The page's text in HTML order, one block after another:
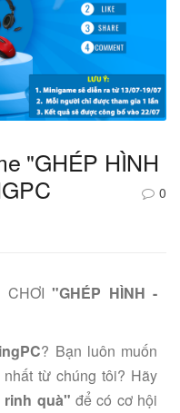
"GHÉP HÌNH
0
"GHÉP HÌNH -
? Bạn luôn muốn
từ chúng tôi? Hãy
rinh quà" để có cơ hội